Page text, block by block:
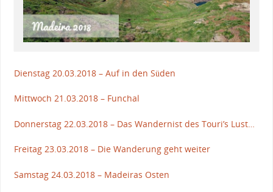
Dienstag 20.03.2018 – Auf in den Süden
Mittwoch 21.03.2018 – Funchal
Donnerstag 22.03.2018 – Das Wandernist des Touri’s Lust…
Freitag 23.03.2018 – Die Wanderung geht weiter
Samstag 24.03.2018 – Madeiras Osten